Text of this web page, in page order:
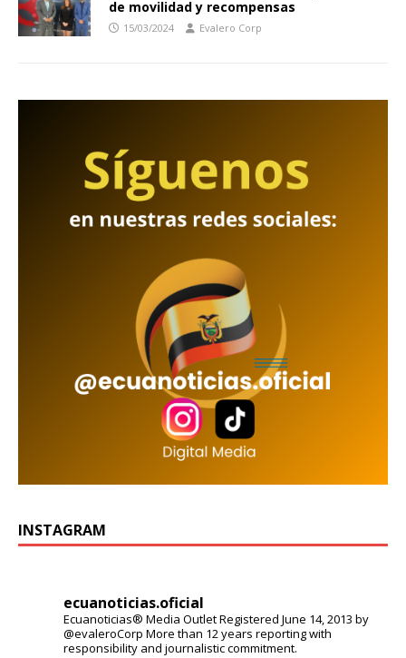
de movilidad y recompensas
15/03/2024 Evalero Corp
INSTAGRAM
ecuanoticias.oficial
Ecuanoticias® Media OutletRegistered June 14, 2013 by
@evaleroCorp More than 12 years reporting with
responsibility and journalistic commitment.